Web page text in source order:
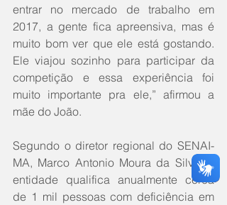
entrar no mercado de trabalho em
2017, a gente fica apreensiva, mas é
muito bom ver que ele está gostando.
Ele viajou sozinho para participar da
competição e essa experiência foi
muito importante pra ele,” afirmou a
mãe do João.
Segundo o diretor regional do SENAI-
MA, Marco Antonio Moura da Silva, a
entidade qualifica anualmente cerca
de 1 mil pessoas com deficiência em